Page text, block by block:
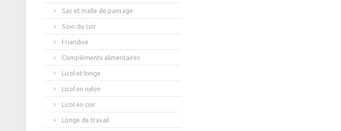
Sac et malle de pansage
Soin du cuir
Friandise
Compléments alimentaires
Licol et longe
Licol en nylon
Licol en cuir
Longe de travail